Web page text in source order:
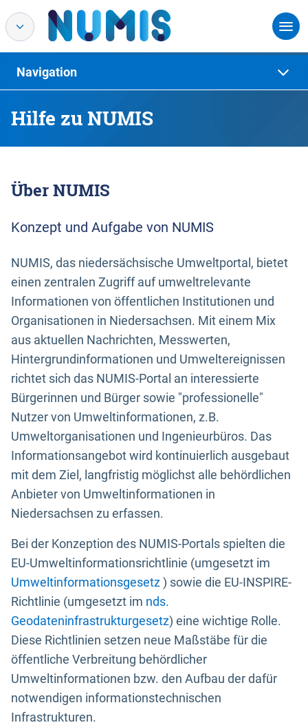
Hilfe zu NUMIS
Navigation
Über NUMIS
Konzept und Aufgabe von NUMIS
NUMIS, das niedersächsische Umweltportal, bietet
einen zentralen Zugriff auf umweltrelevante
Informationen von öffentlichen Institutionen und
Organisationen in Niedersachsen. Mit einem Mix
aus aktuellen Nachrichten, Messwerten,
Hintergrundinformationen und Umweltereignissen
richtet sich das NUMIS-Portal an interessierte
Bürgerinnen und Bürger sowie "professionelle"
Nutzer von Umweltinformationen, z.B.
Umweltorganisationen und Ingenieurbüros. Das
Informationsangebot wird kontinuierlich ausgebaut
mit dem Ziel, langfristig möglichst alle behördlichen
Anbieter von Umweltinformationen in
Niedersachsen zu erfassen.
Bei der Konzeption des NUMIS-Portals spielten die
EU-Umweltinformationsrichtlinie (umgesetzt im
Umweltinformationsgesetz) sowie die EU-INSPIRE-
Richtlinie (umgesetzt im nds.
Geodateninfrastrukturgesetz) eine wichtige Rolle.
Diese Richtlinien setzen neue Maßstäbe für die
öffentliche Verbreitung behördlicher
Umweltinformationen bzw. den Aufbau der dafür
notwendigen informationstechnischen
Infrastrukturen.